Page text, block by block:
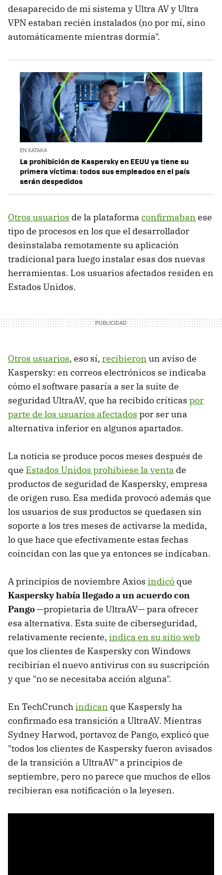
desaparecido de mi sistema y Ultra AV y Ultra
VPN estaban recién instalados (no por mí, sino
automáticamente mientras dormía".
EN XATAKA
La prohibición de Kaspersky en EEUU ya tiene su
primera víctima: todos sus empleados en el país
serán despedidos
Otros usuarios de la plataforma confirmaban ese
tipo de procesos en los que el desarrollador
desinstalaba remotamente su aplicación
tradicional para luego instalar esas dos nuevas
herramientas. Los usuarios afectados residen en
Estados Unidos.
Otros usuarios, eso sí, recibieron un aviso de
Kaspersky: en correos electrónicos se indicaba
cómo el software pasaría a ser la suite de
seguridad UltraAV, que ha recibido críticas por
parte de los usuarios afectados por ser una
alternativa inferior en algunos apartados.
La noticia se produce pocos meses después de
que Estados Unidos prohibiese la venta de
productos de seguridad de Kaspersky, empresa
de origen ruso. Esa medida provocó además que
los usuarios de sus productos se quedasen sin
soporte a los tres meses de activarse la medida,
lo que hace que efectivamente estas fechas
coincidan con las que ya entonces se indicaban.
A principios de noviembre Axios indicó que
Kaspersky había llegado a un acuerdo con
Pango—propietaria de UltraAV— para ofrecer
esa alternativa. Esta suite de ciberseguridad,
relativamente reciente, indica en su sitio web
que los clientes de Kaspersky con Windows
recibirían el nuevo antivirus con su suscripción
y que "no se necesitaba acción alguna".
En TechCrunchindican que Kaspersly ha
confirmado esa transición a UltraAV. Mientras
Sydney Harwod, portavoz de Pango, explicó que
"todos los clientes de Kaspersky fueron avisados
de la transición a UltraAV" a principios de
septiembre, pero no parece que muchos de ellos
recibieran esa notificación o la leyesen.